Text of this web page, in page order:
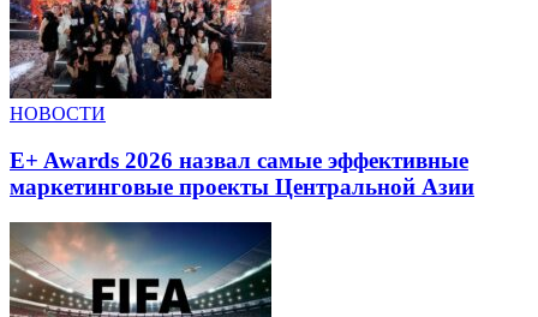
НОВОСТИ
E+ Awards 2026 назвал самые эффективные
маркетинговые проекты Центральной Азии